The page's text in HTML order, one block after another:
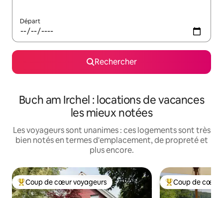
Départ
Rechercher
Buch am Irchel : locations de vacances
les mieux notées
Les voyageurs sont unanimes : ces logements sont très
bien notés en termes d'emplacement, de propreté et
plus encore.
Coups de cœur voyageurs les plus appréciés
Coup de cœur voyageurs Coups de cœur
Coup de cœur